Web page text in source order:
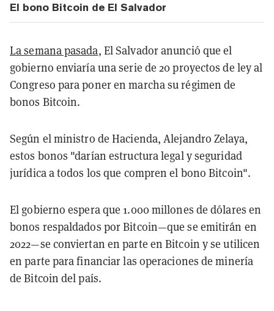
El bono Bitcoin de El Salvador
La semana pasada, El Salvador anunció que el
gobierno enviaría una serie de 20 proyectos de ley al
Congreso para poner en marcha su régimen de
bonos Bitcoin.
Según el ministro de Hacienda, Alejandro Zelaya,
estos bonos "darían estructura legal y seguridad
jurídica a todos los que compren el bono Bitcoin".
El gobierno espera que 1.000 millones de dólares en
bonos respaldados por Bitcoin—que se emitirán en
2022—se conviertan en parte en Bitcoin y se utilicen
en parte para financiar las operaciones de minería
de Bitcoin del país.